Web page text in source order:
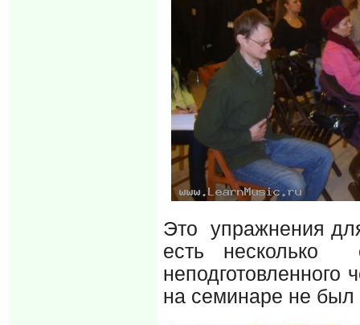
Это упражнения
есть несколько
на семинаре не был